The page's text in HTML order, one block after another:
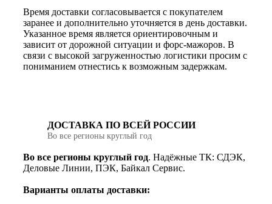
Время доставки согласовывается с покупателем
заранее и дополнительно уточняется в день доставки.
Указанное время является ориентировочным и
зависит от дорожной ситуации и форс-мажоров. В
связи с высокой загруженностью логистики просим с
пониманием отнестись к возможным задержкам.
ДОСТАВКА ПО ВСЕЙ РОССИИ
Во все регионы круглый год
Во все регионы круглый год. Надёжные ТК: СДЭК,
Деловые Линии, ПЭК, Байкал Сервис.
Варианты оплаты доставки: